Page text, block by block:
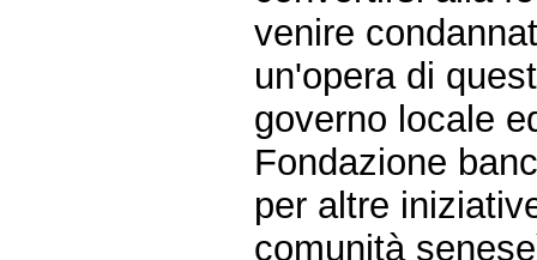
venire
un'opera di
governo locale
Fondazione
per altre
comunità